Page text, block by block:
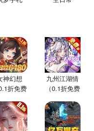
神幻想
0.1折免费
九州江湖情
（0.1折免费